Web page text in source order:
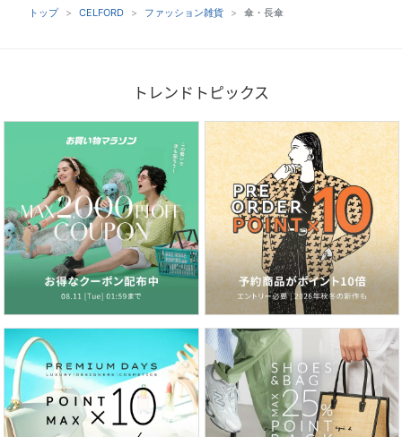
トップ CELFORD ファッション雑貨 傘・長傘
トレンドトピックス